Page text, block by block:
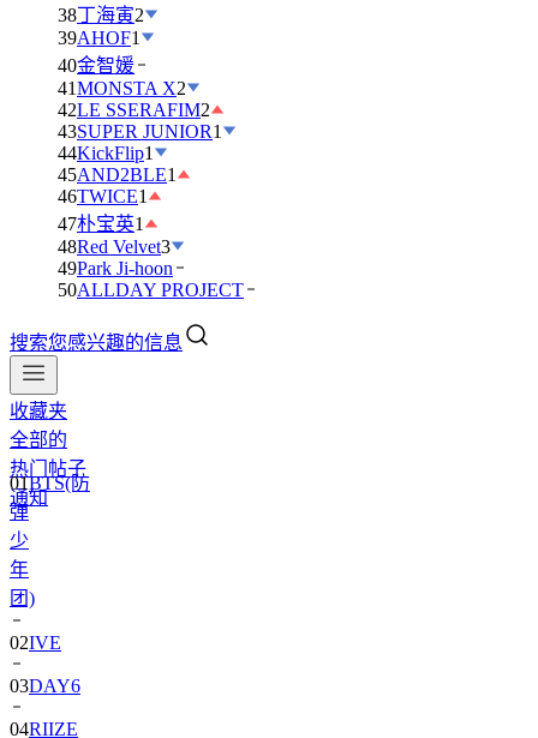
38丁海寅2
39AHOF1
40金智媛
41MONSTA X2
42LE SSERAFIM2
43SUPER JUNIOR1
44KickFlip1
45AND2BLE1
46TWICE1
47朴宝英1
48Red Velvet3
49Park Ji-hoon
50ALLDAY PROJECT
搜索您感兴趣的信息
收藏夹
全部的
热门帖子
通知
01BTS(防
弹
少
年
团)
02IVE
03DAY6
04RIIZE
05NCT